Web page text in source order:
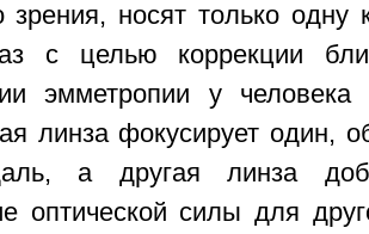
зрения, носят только одну
с целью коррекции
эмметропии у
линза фокусирует один,
а другая линза
оптической силы для